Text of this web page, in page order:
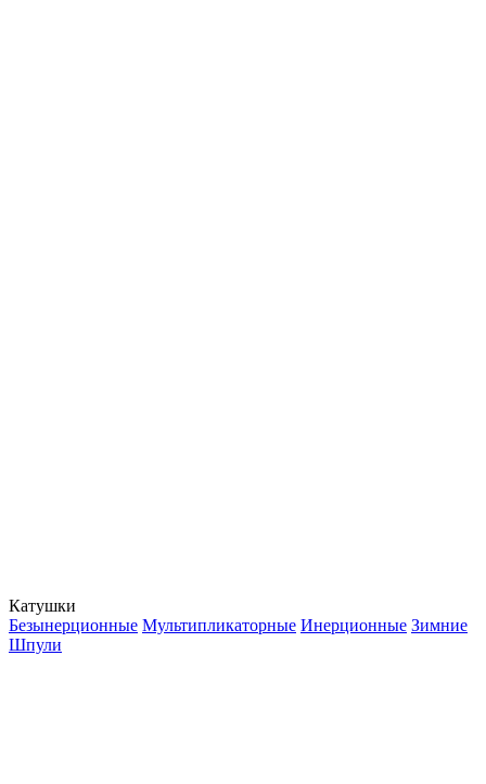
Катушки
Безынерционные Мультипликаторные Инерционные Зимние
Шпули